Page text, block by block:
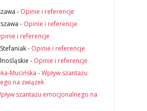
- Opinie i referencje
- Opinie i referencje
i referencje
- Opinie i referencje
- Opinie i referencje
Mucińska -Wpływ szantażu
na związek
szantażu emocjonalnego na